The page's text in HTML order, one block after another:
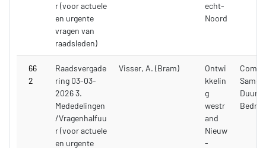
r (voor actuele
en urgente
vragen van
raadsleden)
echt-
Noord
66
2
Raadsvergade
ring 03-03-
2026 3.
Mededelingen
/Vragenhalfuu
r (voor actuele
en urgente
Visser, A. (Bram)
Ontwi
kkelin
g
westr
and
Nieuw
-